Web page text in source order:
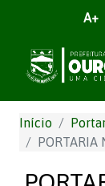
A+
Início
PORTARIA